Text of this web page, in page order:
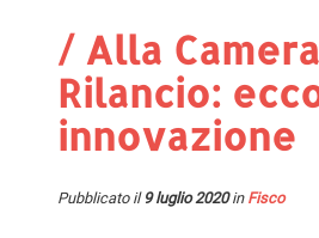
/ Alla
Rilancio:
innovazione
Pubblicato il 9 luglio 2020in Fisco